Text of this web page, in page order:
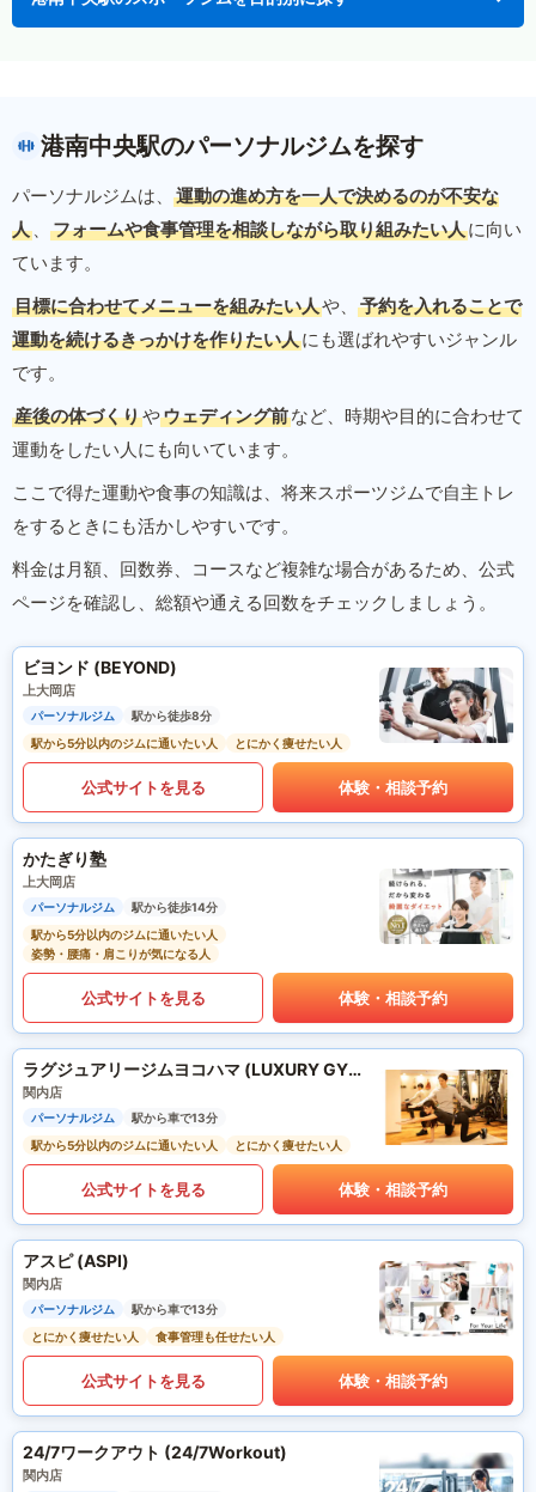
港南中央駅のパーソナルジムを探す
パーソナルジムは、
運動の進め方を一人で決めるのが不安な
人 、 フォームや食事管理を相談しながら取り組みたい人に向い
ています。
目標に合わせてメニューを組みたい人や、
予約を入れることで
運動を続けるきっかけを作りたい人にも選ばれやすいジャンル
です。
産後の体づくりやウェディング前など、時期や目的に合わせて
運動をしたい人にも向いています。
ここで得た運動や食事の知識は、将来スポーツジムで自主トレ
をするときにも活かしやすいです。
料金は月額、回数券、コースなど複雑な場合があるため、公式
ページを確認し、総額や通える回数をチェックしましょう。
ビヨンド (BEYOND)
上大岡店
パーソナルジム
駅から徒歩8分
駅から5分以内のジムに通いたい人
とにかく痩せたい人
公式サイトを見る 体験・相談予約
かたぎり塾
上大岡店
パーソナルジム
駅から徒歩14分
駅から5分以内のジムに通いたい人
姿勢・腰痛・肩こりが気になる人
公式サイトを見る 体験・相談予約
ラグジュアリージムヨコハマ (LUXURY GYM YOKOHAMA)
関内店
パーソナルジム
駅から車で13分
駅から5分以内のジムに通いたい人
とにかく痩せたい人
公式サイトを見る 体験・相談予約
アスピ (ASPI)
関内店
パーソナルジム
駅から車で13分
とにかく痩せたい人
食事管理も任せたい人
公式サイトを見る 体験・相談予約
24/7ワークアウト (24/7Workout)
関内店